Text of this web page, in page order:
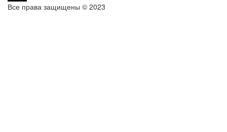
Все права защищены © 2023